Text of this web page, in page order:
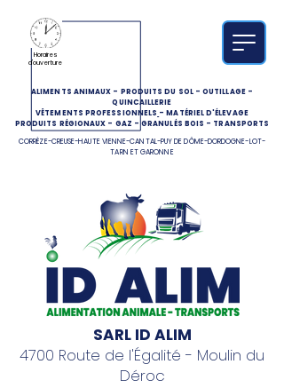
ALIMENTS ANIMAUX - PRODUITS DU SOL-OUTILLAGE-
QUINCAILLERIE
VÊTEMENTS PROFESSIONNELS -MATÉRIEL D'ÉLEVAGE
PRODUITS RÉGIONAUX - GAZ -GRANULÉS BOIS - TRANSPORTS
CORRÈZE-CREUSE-HAUTE VIENNE-CANTAL-PUY DE DÔME-DORDOGNE-LOT-
TARN ET GARONNE
Horaires
d'ouverture
SARL ID ALIM
4700 Route de l'Égalité - Moulin du
Déroc